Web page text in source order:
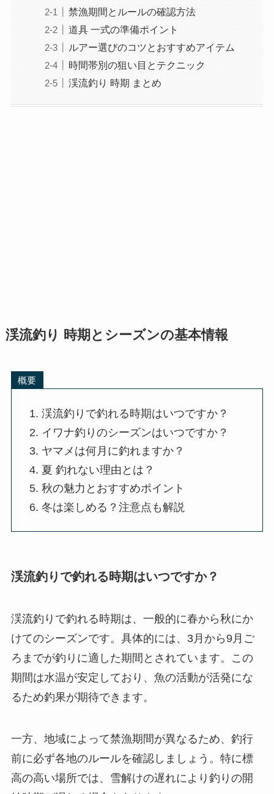
禁漁期間とルールの確認方法
道具 一式の準備ポイント
ルアー選びのコツとおすすめアイテム
時間帯別の狙い目とテクニック
渓流釣り 時期 まとめ
渓流釣り 時期とシーズンの基本情報
概要
渓流釣りで釣れる時期はいつですか？
イワナ釣りのシーズンはいつですか？
ヤマメは何月に釣れますか？
夏 釣れない理由とは？
秋の魅力とおすすめポイント
冬は楽しめる？注意点も解説
渓流釣りで釣れる時期はいつですか？
渓流釣りで釣れる時期は、一般的に春から秋にか
けてのシーズンです。具体的には、3月から9月ご
ろまでが釣りに適した期間とされています。この
期間は水温が安定しており、魚の活動が活発にな
るため釣果が期待できます。
一方、地域によって禁漁期間が異なるため、釣行
前に必ず各地のルールを確認しましょう。特に標
高の高い場所では、雪解けの遅れにより釣りの開